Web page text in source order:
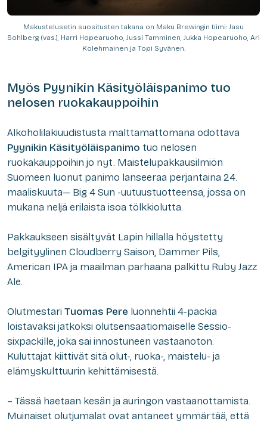
Makustelusetin suositusten takana on Maku Brewingin tiimi: Jasu
Sohlberg (vas.), Harri Hopearuoho, Jussi Tamminen, Jukka Hopearuoho, Ari
Kolehmainen ja Topi Syvänen.
Myös Pyynikin Käsityöläispanimo tuo
nelosen ruokakauppoihin
Alkoholilakiuudistusta malttamattomana odottava
Pyynikin Käsityöläispanimo tuo nelosen
ruokakauppoihin jo nyt. Maistelupakkausilmiön
Suomeen luonut panimo lanseeraa perjantaina 24.
maaliskuuta— Big 4 Sun -uutuustuotteensa, jossa on
mukana neljä erilaista isoa tölkkiolutta.
Pakkaukseen sisältyvät Lapin hillalla höystetty
belgityylinen Cloudberry Saison, Dammer Pils,
American IPA ja maailman parhaana palkittu Ruby Jazz
Ale.
Olutmestari Tuomas Pere luonnehtii 4-packia
loistavaksi jatkoksi olutsensaatiomaiselle Sessio-
sixpackille, joka sai innostuneen vastaanoton.
Kuluttajat kiittivät sitä olut-, ruoka-, maistelu- ja
elämyskulttuurin kehittämisestä.
– Tässä haetaan kesän ja auringon vastaanottamista.
Muinaiset olutjumalat ovat antaneet ymmärtää, että